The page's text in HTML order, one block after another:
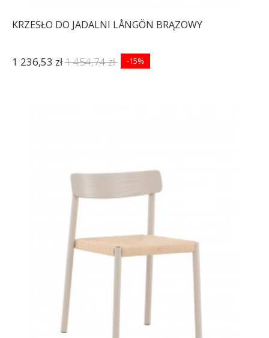
KRZESŁO DO JADALNI LÅNGÖN BRĄZOWY
1 236,53 zł1 454,74 zł -15%